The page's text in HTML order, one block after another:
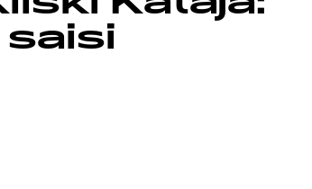
saisi